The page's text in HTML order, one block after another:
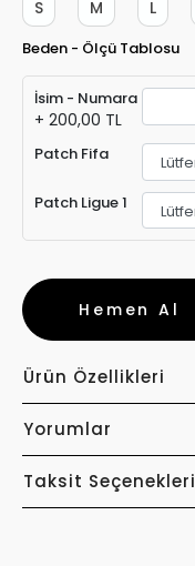
L
M
S
Beden - Ölçü Tablosu
İsim - Numara
+ 200,00 TL
Patch Fifa
Patch Ligue 1
Hemen Al
Ürün Özellikleri
Yorumlar
Taksit Seçenekleri